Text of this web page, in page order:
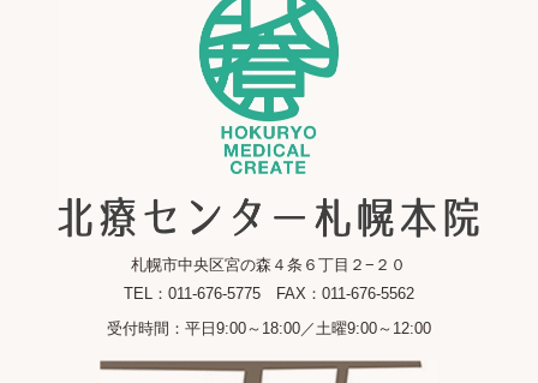
札幌市中央区宮の森４条６丁目２−２０
TEL：011-676-5775 FAX：011-676-5562
受付時間：平日9:00～18:00／土曜9:00～12:00